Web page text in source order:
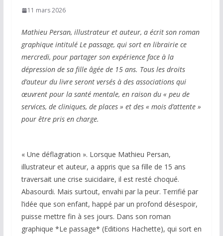
11 mars 2026
Mathieu Persan, illustrateur et auteur, a écrit son roman
graphique intitulé Le passage, qui sort en librairie ce
mercredi, pour partager son expérience face à la
dépression de sa fille âgée de 15 ans. Tous les droits
d’auteur du livre seront versés à des associations qui
œuvrent pour la santé mentale, en raison du « peu de
services, de cliniques, de places » et des « mois d’attente »
pour être pris en charge.
« Une déflagration ». Lorsque Mathieu Persan,
illustrateur et auteur, a appris que sa fille de 15 ans
traversait une crise suicidaire, il est resté choqué.
Abasourdi. Mais surtout, envahi par la peur. Terrifié par
l’idée que son enfant, happé par un profond désespoir,
puisse mettre fin à ses jours. Dans son roman
graphique *Le passage* (Editions Hachette), qui sort en